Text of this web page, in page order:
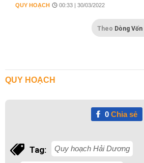
QUY HOẠCH 00:33 | 30/03/2022
Theo Dòng
QUY HOẠCH
0Chia sẻ
Tag: Quy hoạch Hải Dương